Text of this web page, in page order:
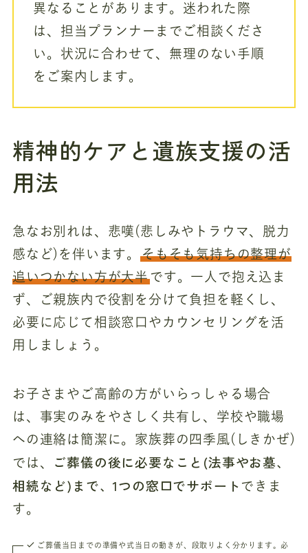
異なることがあります。迷われた際
は、担当プランナーまでご相談くださ
い。状況に合わせて、無理のない手順
をご案内します。
精神的ケアと遺族支援の活
用法
急なお別れは、悲嘆(悲しみやトラウマ、脱力
感など)を伴います。
そもそも気持ちの整理が
追いつかない方が大半です。一人で抱え込ま
ず、ご親族内で役割を分けて負担を軽くし、
必要に応じて相談窓口やカウンセリングを活
用しましょう。
お子さまやご高齢の方がいらっしゃる場合
は、事実のみをやさしく共有し、学校や職場
への連絡は簡潔に。家族葬の四季風(しきかぜ)
では、
ご葬儀の後に必要なこと(法事やお墓、
相続など)まで、1つの窓口でサポート できま
す。
ご葬儀当日までの準備や式当日の動きが、段取りよく分かります。必